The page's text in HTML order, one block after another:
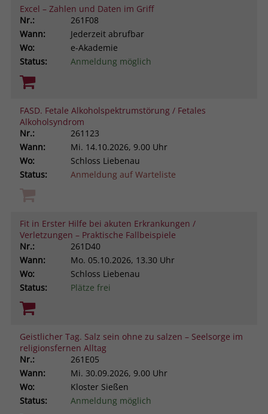
Excel – Zahlen und Daten im Griff
Nr.:
261F08
Wann:
Jederzeit abrufbar
Wo:
e-Akademie
Status:
Anmeldung möglich
FASD. Fetale Alkoholspektrumstörung / Fetales
Alkoholsyndrom
Nr.:
261123
Wann:
Mi. 14.10.2026, 9.00 Uhr
Wo:
Schloss Liebenau
Status:
Anmeldung auf Warteliste
Fit in Erster Hilfe bei akuten Erkrankungen /
Verletzungen – Praktische Fallbeispiele
Nr.:
261D40
Wann:
Mo. 05.10.2026, 13.30 Uhr
Wo:
Schloss Liebenau
Status:
Plätze frei
Geistlicher Tag. Salz sein ohne zu salzen – Seelsorge im
religionsfernen Alltag
Nr.:
261E05
Wann:
Mi. 30.09.2026, 9.00 Uhr
Wo:
Kloster Sießen
Status:
Anmeldung möglich